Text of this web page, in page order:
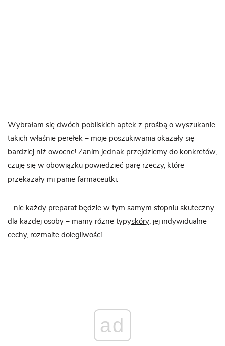
Wybrałam się dwóch pobliskich aptek z prośbą o wyszukanie
takich właśnie perełek – moje poszukiwania okazały się
bardziej niż owocne! Zanim jednak przejdziemy do konkretów,
czuję się w obowiązku powiedzieć parę rzeczy, które
przekazały mi panie farmaceutki:
– nie każdy preparat będzie w tym samym stopniu skuteczny
dla każdej osoby – mamy różne typyskóry , jej indywidualne
cechy, rozmaite dolegliwości
ad